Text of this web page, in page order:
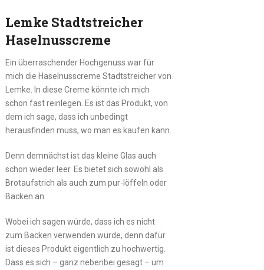
Lemke Stadtstreicher
Haselnusscreme
Ein überraschender Hochgenuss war für
mich die Haselnusscreme Stadtstreicher von
Lemke. In diese Creme könnte ich mich
schon fast reinlegen. Es ist das Produkt, von
dem ich sage, dass ich unbedingt
herausfinden muss, wo man es kaufen kann.
Denn demnächst ist das kleine Glas auch
schon wieder leer. Es bietet sich sowohl als
Brotaufstrich als auch zum pur-löffeln oder
Backen an.
Wobei ich sagen würde, dass ich es nicht
zum Backen verwenden würde, denn dafür
ist dieses Produkt eigentlich zu hochwertig.
Dass es sich – ganz nebenbei gesagt – um